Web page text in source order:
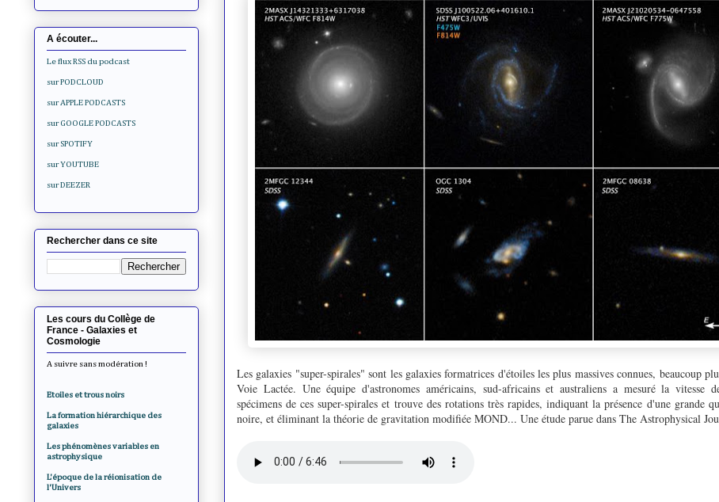
Les galaxies "super-spirales" sont les galaxies formatrices d'étoiles les plus massives connues, beaucoup
Voie Lactée. Une équipe d'astronomes américains, sud-africains et australiens a mesuré la vitesse
spécimens de ces super-spirales et trouve des rotations très rapides, indiquant la présence d'une grande
noire, et éliminant la théorie de gravitation modifiée MOND... Une étude parue dans The Astrophysical
A écouter...
Le flux RSS du podcast
sur PODCLOUD
sur APPLE PODCASTS
sur GOOGLE PODCASTS
sur SPOTIFY
sur YOUTUBE
sur DEEZER
Rechercher dans ce site
Les cours du Collège de
France - Galaxies et
Cosmologie
A suivre sans modération !
Etoiles et trous noirs
La formation hiérarchique des
galaxies
Les phénomènes variables en
astrophysique
L'époque de la réionisation de
l'Univers